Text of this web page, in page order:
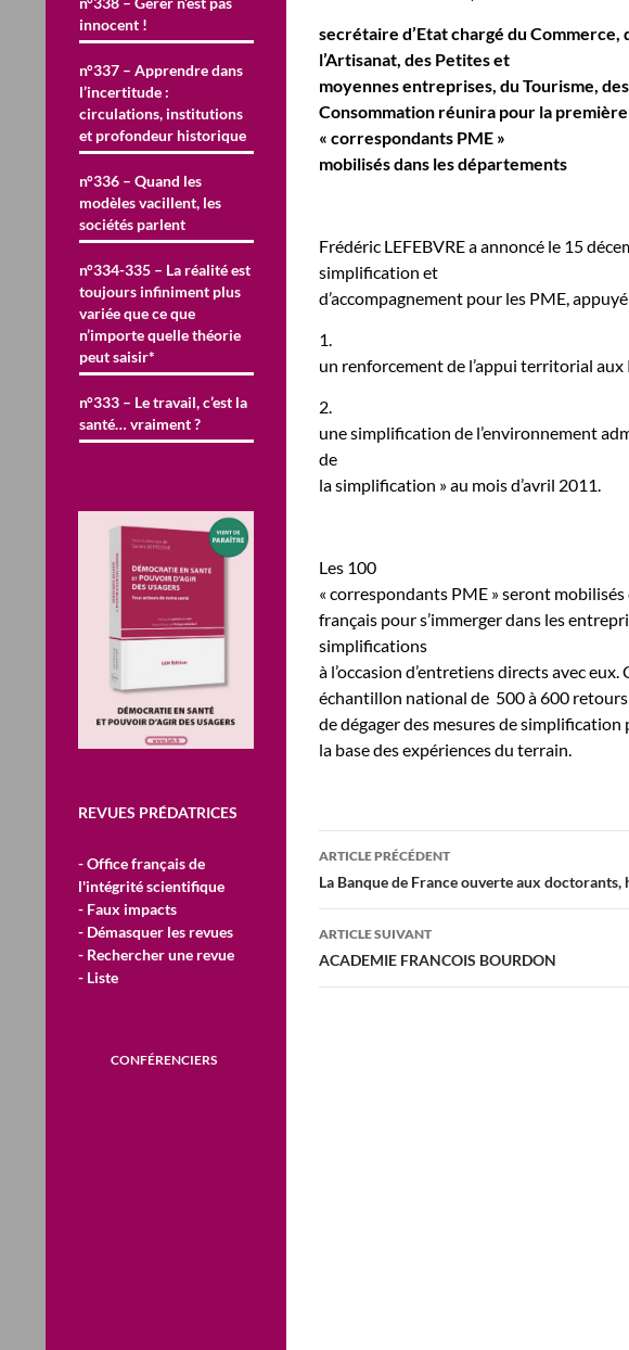
secrétaire d’Etat chargé du Commerce,
l’Artisanat, des Petites et
moyennes entreprises, du Tourisme,
Consommation réunira pour la
« correspondants PME »
mobilisés dans les départements
Frédéric LEFEBVRE a annoncé le 15
simplification et
d’accompagnement pour les PME,
1.
un renforcement de l’appui territorial aux
2.
une simplification de l’environnement
de
la simplification » au mois d’avril 2011.
Les 100
« correspondants PME » seront
français pour s’immerger dans les
simplifications
à l’occasion d’entretiens directs avec
échantillon national de 500 à 600
de dégager des mesures de
la base des expériences du terrain.
Navigation
des
articles
ARTICLE PRÉCÉDENT
La Banque de France ouverte aux
ARTICLE SUIVANT
ACADEMIE FRANCOIS BOURDON
innocent !
n°337 – Apprendre dans
l’incertitude :
circulations, institutions
et profondeur historique
n°336 – Quand les
modèles vacillent, les
sociétés parlent
n°334-335 – La réalité est
toujours infiniment plus
variée que ce que
n’importe quelle théorie
peut saisir*
n°333 – Le travail, c’est la
santé… vraiment ?
REVUES PRÉDATRICES
- Office français de
l'intégrité scientifique
- Faux impacts
- Démasquer les revues
- Rechercher une revue
- Liste
CONFÉRENCIERS